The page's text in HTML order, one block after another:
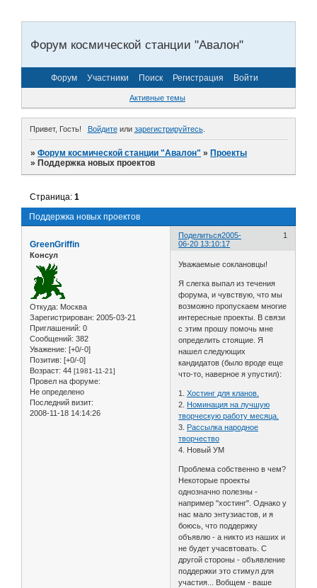
Форум космической станции "Авалон"
Форум Участники Поиск Регистрация Войти
Активные темы
Привет, Гость! Войдитеили зарегистрируйтесь.
»Форум космической станции "Авалон" »Проекты
»Поддержка новых проектов
Поддержка новых проектов
Страница:1
Поделиться 1
2005-
06-20 13:10:17
GreenGriffin
Консул
Откуда: Москва
Зарегистрирован: 2005-03-21
Приглашений: 0
Сообщений: 382
Уважение: [+0/-0]
Позитив: [+0/-0]
Возраст: 44 [1981-11-21]
Провел на форуме:
Не определено
Последний визит:
2008-11-18 14:14:26
Уважаемые соклановцы!
Я слегка выпал из течения
форума, и чувствую, что мы
возможно пропускаем многие
интересные проекты. В связи
с этим прошу помочь мне
определить стоящие. Я
нашел следующих
кандидатов (было вроде еще
что-то, наверное я упустил):
1.Хостинг для кланов.
2.
Номинация на лучшую
творческую работу месяца.
3.
Рассылка народное
творчество
4. Новый УМ
Проблема собственно в чем?
Некоторые проекты
однозначно полезны -
например "хостинг". Однако у
нас мало энтузиастов, и я
боюсь, что поддержку
объявлю - а никто из наших и
не будет учасвтовать. С
другой стороны - объявление
поддержки это стимул для
участия... Вобщем - ваше